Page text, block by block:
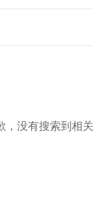
，没有搜索到相